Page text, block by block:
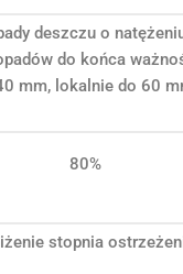
deszczu o
do końca
mm, lokalnie do 60
80%
stopnia